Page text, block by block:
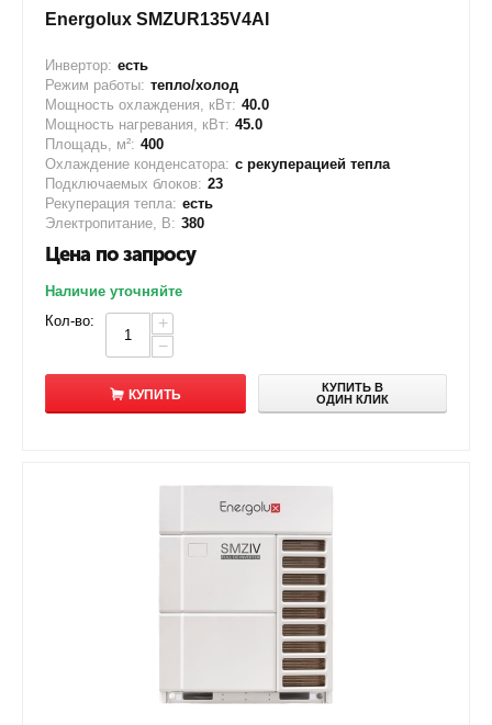
Energolux SMZUR135V4AI
Инвертор: есть
Режим работы: тепло/холод
Мощность охлаждения, кВт: 40.0
Мощность нагревания, кВт: 45.0
Площадь, м²: 400
Охлаждение конденсатора: с рекуперацией тепла
Подключаемых блоков: 23
Рекуперация тепла: есть
Электропитание, В: 380
Цена по запросу
Наличие уточняйте
Кол-во:
+
−
КУПИТЬ
КУПИТЬ В
ОДИН КЛИК